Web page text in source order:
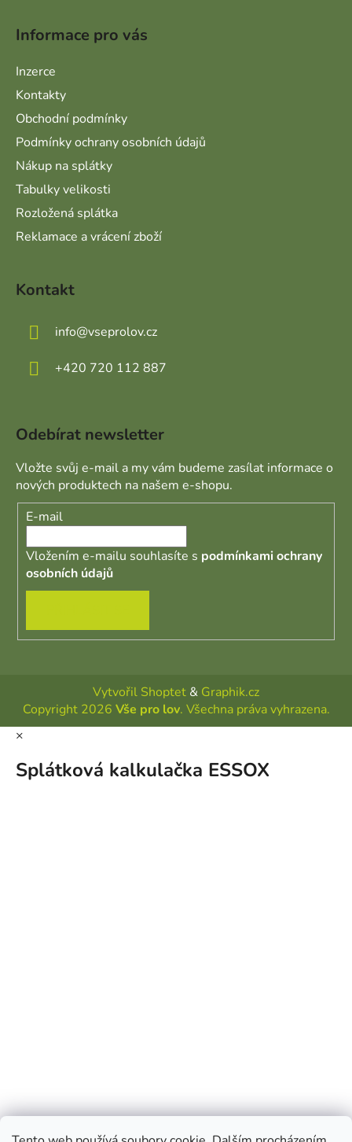
Informace pro vás
Inzerce
Kontakty
Obchodní podmínky
Podmínky ochrany osobních údajů
Nákup na splátky
Tabulky velikosti
Rozložená splátka
Reklamace a vrácení zboží
Kontakt
info@vseprolov.cz
+420 720 112 887
Odebírat newsletter
Vložte svůj e-mail a my vám budeme zasílat informace o
nových produktech na našem e-shopu.
E-mail
Vložením e-mailu souhlasíte s podmínkami ochrany
osobních údajů
Vytvořil Shoptet & Graphik.cz
Copyright 2026 Vše pro lov. Všechna práva vyhrazena.
×
Splátková kalkulačka ESSOX